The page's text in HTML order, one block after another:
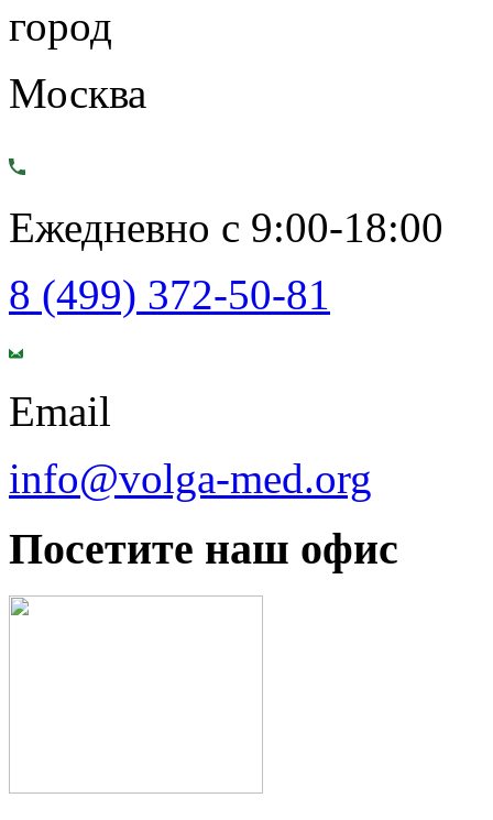
город
Москва
Ежедневно с 9:00-18:00
8 (499) 372-50-81
Email
info@volga-med.org
Посетите наш офис